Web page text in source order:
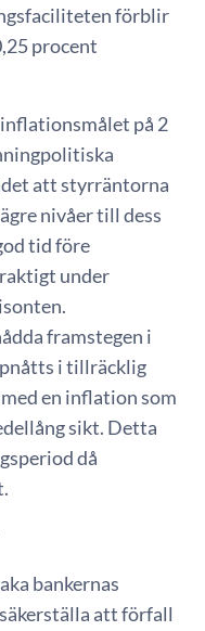
förblir
procent
på 2
att styrräntorna
nivåer till dess
tid före
under
framstegen i
i tillräcklig
en inflation som
sikt. Detta
då
bankernas
att förfall